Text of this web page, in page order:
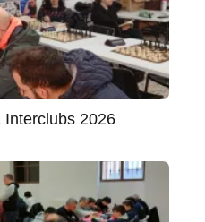
Interclubs 2026